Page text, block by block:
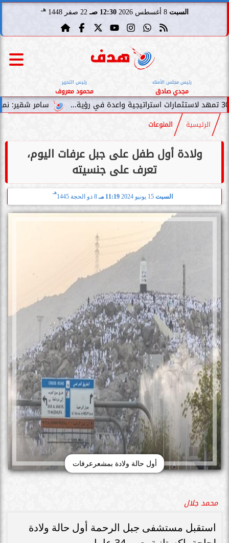
السبت 8 أغسطس 2026 12:30 صـ 22 صفر 1448 هـ
رئيس مجلس الأمناء
مجدي صادق
رئيس التحرير
محمود معروف
سامر شقير: نمو صناديق
الرئيسية المنوعات
ولادة أول طفل على جبل عرفات اليوم،
تعرف على جنسيته
السبت 15 يونيو 2024 11:19 مـ 8 ذو الحجة 1445
هـ
أول حالة ولادة بمشعرعرفات
محمد جلال
استقبل مستشفى جبل الرحمة أول حالة ولادة